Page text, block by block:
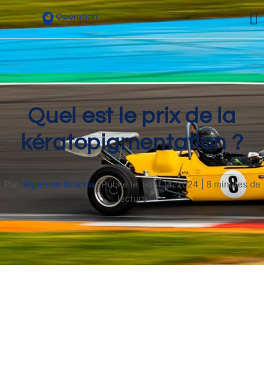
Quel est le prix de la
kératopigmentation ?
Par Algernon Brochu· Publié leaoût 14, 2024
8 minutes de
lecture